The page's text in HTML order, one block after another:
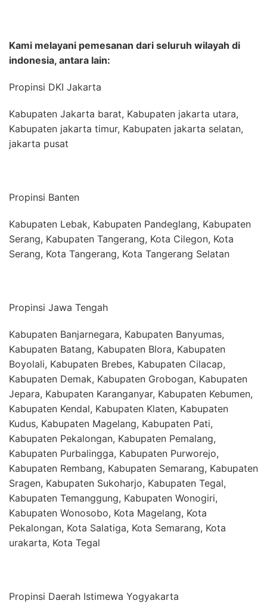
Kami melayani pemesanan dari seluruh wilayah di
indonesia, antara lain:
Propinsi DKI Jakarta
Kabupaten Jakarta barat, Kabupaten jakarta utara,
Kabupaten jakarta timur, Kabupaten jakarta selatan,
jakarta pusat
Propinsi Banten
Kabupaten Lebak, Kabupaten Pandeglang, Kabupaten
Serang, Kabupaten Tangerang, Kota Cilegon, Kota
Serang, Kota Tangerang, Kota Tangerang Selatan
Propinsi Jawa Tengah
Kabupaten Banjarnegara, Kabupaten Banyumas,
Kabupaten Batang, Kabupaten Blora, Kabupaten
Boyolali, Kabupaten Brebes, Kabupaten Cilacap,
Kabupaten Demak, Kabupaten Grobogan, Kabupaten
Jepara, Kabupaten Karanganyar, Kabupaten Kebumen,
Kabupaten Kendal, Kabupaten Klaten, Kabupaten
Kudus, Kabupaten Magelang, Kabupaten Pati,
Kabupaten Pekalongan, Kabupaten Pemalang,
Kabupaten Purbalingga, Kabupaten Purworejo,
Kabupaten Rembang, Kabupaten Semarang, Kabupaten
Sragen, Kabupaten Sukoharjo, Kabupaten Tegal,
Kabupaten Temanggung, Kabupaten Wonogiri,
Kabupaten Wonosobo, Kota Magelang, Kota
Pekalongan, Kota Salatiga, Kota Semarang, Kota
urakarta, Kota Tegal
Propinsi Daerah Istimewa Yogyakarta